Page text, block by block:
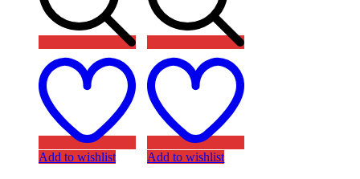
Add to wishlist Add to wishlist